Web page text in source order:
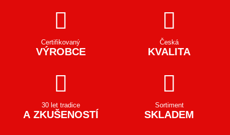
Certifikovaný
VÝROBCE
Česká
KVALITA
30 let tradice
A ZKUŠENOSTÍ
Sortiment
SKLADEM